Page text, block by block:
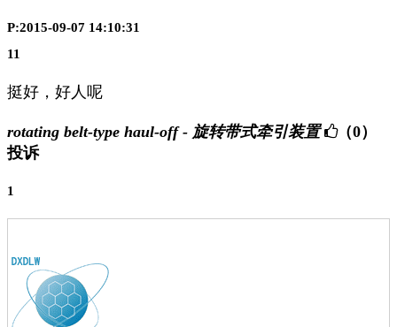
P:2015-09-07 14:10:31
11
挺好，好人呢
rotating belt-type haul-off - 旋转带式牵引装置
（0）
投诉
1